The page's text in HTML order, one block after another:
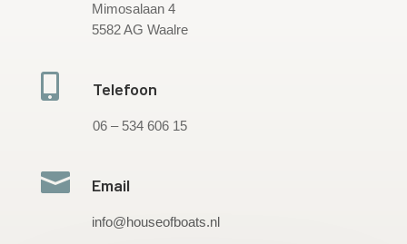
Mimosalaan 4
5582 AG Waalre
 Telefoon
06 – 534 606 15
 Email
info@houseofboats.nl